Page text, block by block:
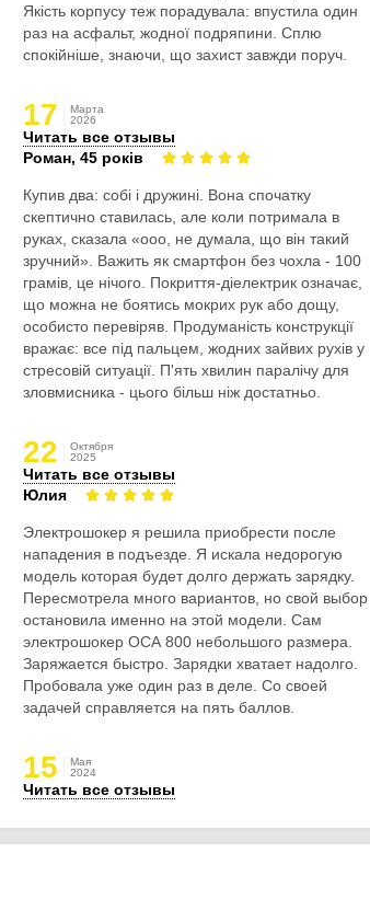
Якість корпусу теж порадувала: впустила один
раз на асфальт, жодної подряпини. Сплю
спокійніше, знаючи, що захист завжди поруч.
17
Марта
2026
Читать все отзывы
Роман, 45 років
Купив два: собі і дружині. Вона спочатку
скептично ставилась, але коли потримала в
руках, сказала «ооо, не думала, що він такий
зручний». Важить як смартфон без чохла - 100
грамів, це нічого. Покриття-діелектрик означає,
що можна не боятись мокрих рук або дощу,
особисто перевіряв. Продуманість конструкції
вражає: все під пальцем, жодних зайвих рухів у
стресовій ситуації. П'ять хвилин паралічу для
зловмисника - цього більш ніж достатньо.
22
Октября
2025
Читать все отзывы
Юлия
Электрошокер я решила приобрести после
нападения в подъезде. Я искала недорогую
модель которая будет долго держать зарядку.
Пересмотрела много вариантов, но свой выбор
остановила именно на этой модели. Сам
электрошокер ОСА 800 небольшого размера.
Заряжается быстро. Зарядки хватает надолго.
Пробовала уже один раз в деле. Со своей
задачей справляется на пять баллов.
15
Мая
2024
Читать все отзывы